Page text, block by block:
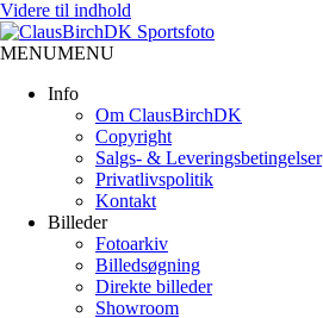
Videre til indhold
MENUMENU
Info
Om ClausBirchDK
Copyright
Salgs- & Leveringsbetingelser
Privatlivspolitik
Kontakt
Billeder
Fotoarkiv
Billedsøgning
Direkte billeder
Showroom